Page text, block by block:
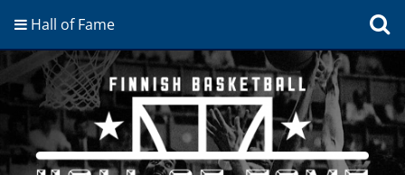
Hall of Fame